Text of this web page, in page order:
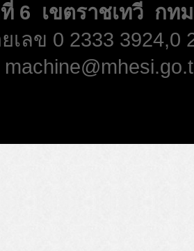
6 เขตราชเทวี กทม
ลข 0 2333 3924,0